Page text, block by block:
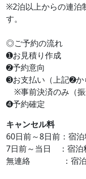
※2泊以上からの連泊
す。
◎ご予約の流れ
➊お見積り作成
➋予約意向
➌お支払い（上記➋か
※事前決済のみ（振
➍予約確定
キャンセル料
60日前～8日前：宿
7日前～当日 ：宿泊
無連絡 ：宿泊料